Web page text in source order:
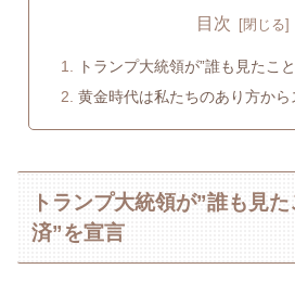
目次
トランプ大統領が”誰も見たこ
黄金時代は私たちのあり方から
トランプ大統領が”誰も見
済”を宣言